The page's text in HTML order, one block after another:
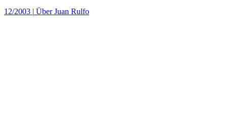
12/2003 | Über Juan Rulfo